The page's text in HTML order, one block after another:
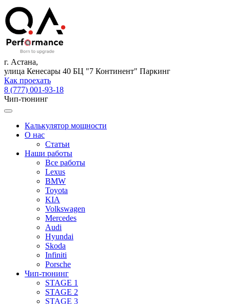
г. Астана,
улица Кенесары 40 БЦ "7 Континент" Паркинг
Как проехать
8 (777) 001-93-18
Чип-тюнинг
Калькулятор мощности
О нас
Статьи
Наши работы
Все работы
Lexus
BMW
Toyota
KIA
Volkswagen
Mercedes
Audi
Hyundai
Skoda
Infiniti
Porsche
Чип-тюнинг
STAGE 1
STAGE 2
STAGE 3